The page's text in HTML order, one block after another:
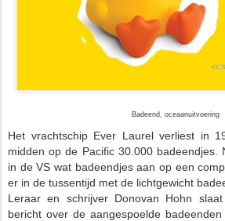
Badeend, oceaanuitvoering
Het vrachtschip Ever Laurel verliest in
midden op de Pacific 30.000 badeendjes.
in de VS wat badeendjes aan op een
er in de tussentijd met de lichtgewicht
Leraar en schrijver Donovan Hohn
bericht over de aangespoelde